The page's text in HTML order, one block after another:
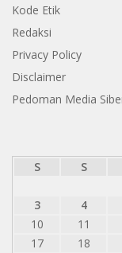
Kode Etik
Redaksi
Privacy Policy
Disclaimer
Pedoman Media
S
S
3
4
10
11
17
18